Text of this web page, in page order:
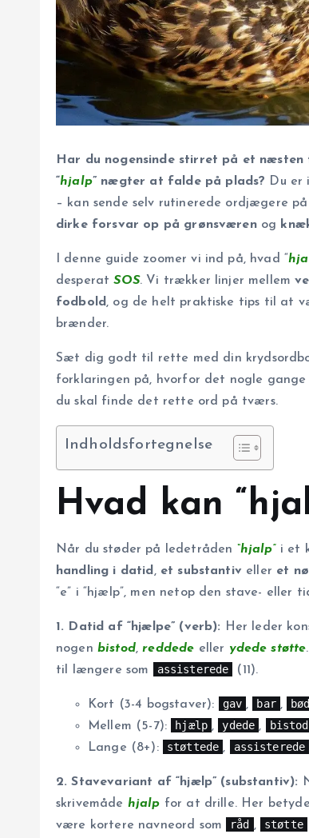
Har du nogensinde stirret på et
“hjalp” nægter at falde på plads? Du er
– kan sende selv rutinerede ordjægere
dirke forsvar op på grønsværenog
I denne guide zoomer vi ind på, hvad “
desperatSOS. Vi trækker linjer mellem
fodbold , og de helt praktiske tips til at
brænder.
Sæt dig godt til rette med din
forklaringen på, hvorfor det nogle gange
du skal finde det rette ord på tværs.
Indholdsfortegnelse
Hvad kan
Når du støder på ledetråden “hjalp”i et
handling i datid , et substantiv eller et
“e” i “hjælp”, men netop den stave- eller
1. Datid af “hjælpe” (verb): Her leder
nogen bistod,reddede eller ydede støtte
til længere som
assisterede (11).
Kort (3-4 bogstaver): gav , bar , bød
Mellem (5-7):
hjælp , ydede , bistod
Lange (8+):
støttede , assisterede
2. Stavevariant af “hjælp” (substantiv):
skrivemåde hjalp for at drille. Her
være kortere navneord som
råd , støtte